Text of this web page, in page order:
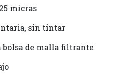
micras
sin tintar
bolsa de malla filtrante